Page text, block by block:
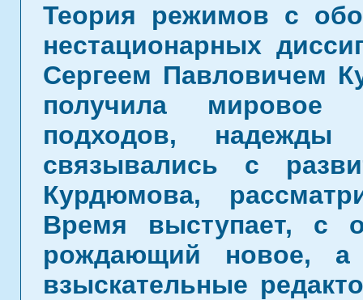
Теория режимов с
нестационарных
Сергеем Павловичем
получила мировое
подходов,
связывались с
Курдюмова,
Время выступает, с
рождающий новое,
взыскательные